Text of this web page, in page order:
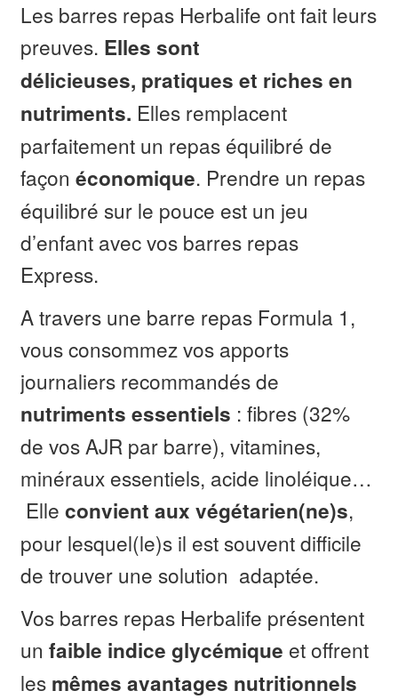
Les barres repas Herbalife ont fait leurs
preuves. Elles sont
délicieuses, pratiques et riches en
nutriments. Elles remplacent
parfaitement un repas équilibré de
façon économique. Prendre un repas
équilibré sur le pouce est un jeu
d’enfant avec vos barres repas
Express.
A travers une barre repas Formula 1,
vous consommez vos apports
journaliers recommandés de
nutriments essentiels : fibres (32%
de vos AJR par barre), vitamines,
minéraux essentiels, acide linoléique…
Elle convient aux végétarien(ne)s,
pour lesquel(le)s il est souvent difficile
de trouver une solution adaptée.
Vos barres repas Herbalife présentent
un faible indice glycémique et offrent
les mêmes avantages nutritionnels